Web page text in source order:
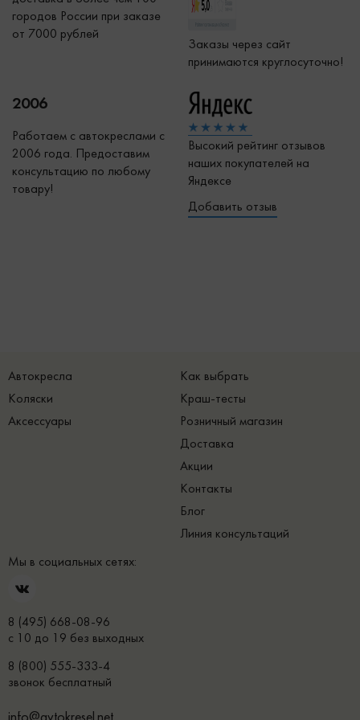
городов России при заказе
от 7000 рублей
Заказы через сайт
принимаются круглосуточно!
2006
Работаем с автокреслами с
2006 года. Предоставим
консультацию по любому
товару!
Высокий рейтинг отзывов
наших покупателей на
Яндексе
Добавить отзыв
Автокресла
Коляски
Аксессуары
Как выбрать
Краш-тесты
Розничный магазин
Доставка
Акции
Контакты
Блог
Линия консультаций
Мы в социальных сетях:
8 (495) 668-08-96
с 10 до 19 без выходных
8 (800) 555-333-4
звонок бесплатный